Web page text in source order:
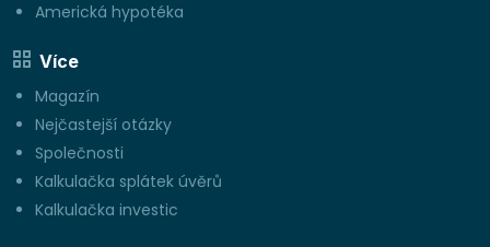
Americká hypotéka
Více
Magazín
Nejčastejší otázky
Společnosti
Kalkulačka splátek úvěrů
Kalkulačka investic